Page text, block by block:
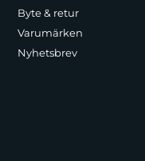
Byte & retur
Varumärken
Nyhetsbrev